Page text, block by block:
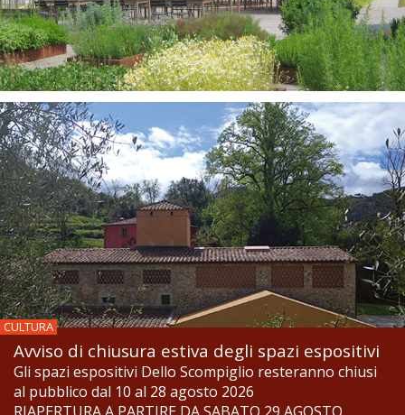
CULTURA
Avviso di chiusura estiva degli spazi espositivi
Gli spazi espositivi Dello Scompiglio resteranno chiusi
al pubblico dal 10 al 28 agosto 2026